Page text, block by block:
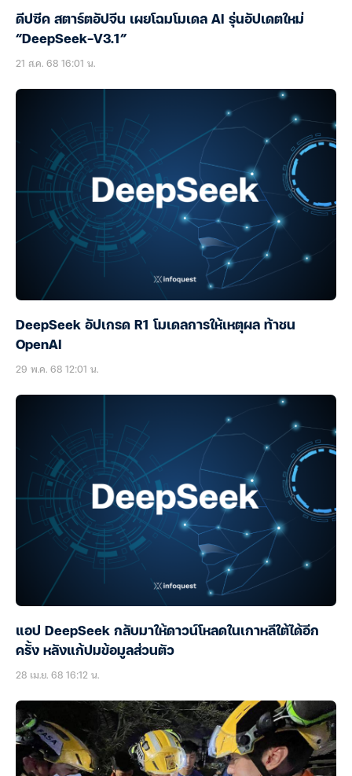
ดีปซีค สตาร์ตอัปจีน เผยโฉมโมเดล AI รุ่นอัปเดตใหม่
“DeepSeek-V3.1”
21 ส.ค. 68 16:01 น.
DeepSeek อัปเกรด R1 โมเดลการให้เหตุผล ท้าชน
OpenAI
29 พ.ค. 68 12:01 น.
แอป DeepSeek กลับมาให้ดาวน์โหลดในเกาหลีใต้ได้อีก
ครั้ง หลังแก้ปมข้อมูลส่วนตัว
28 เม.ย. 68 16:12 น.